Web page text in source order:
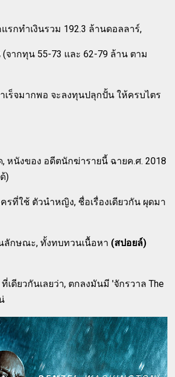
รกทำเงินรวม 192.3 ล้านดอลลาร์,
จากทุน 55-73 และ 62-79 ล้าน ตาม
เร็จมากพอ จะลงทุนปลุกปั้น ให้ครบไตร
, หนังของ อดีตนักฆ่ารายนี้ ฉายค.ศ. 2018
)
ที่ใช้ ตัวนำหญิง, ชื่อเรื่องเดียวกัน ผุดมา
ลักษณะ, ทั้งทบทวนเนื้อหา (สปอยล์)
เดียวกันเลยว่า, ตกลงมันมี 'จักรวาล The